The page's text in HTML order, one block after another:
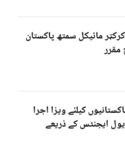
مائیکل سمتھ پاکستان
کیلئے ویزا اجرا
ایجنٹس کے ذریعے